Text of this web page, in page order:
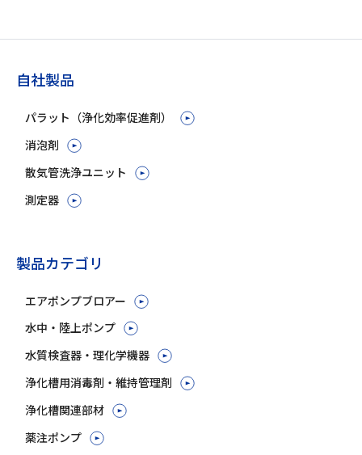
自社製品
パラット（浄化効率促進剤）
消泡剤
散気管洗浄ユニット
測定器
製品カテゴリ
エアポンプブロアー
水中・陸上ポンプ
水質検査器・理化学機器
浄化槽用消毒剤・維持管理剤
浄化槽関連部材
薬注ポンプ